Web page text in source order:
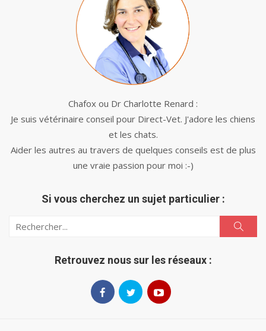
Chafox ou Dr Charlotte Renard :
Je suis vétérinaire conseil pour Direct-Vet. J'adore les chiens
et les chats.
Aider les autres au travers de quelques conseils est de plus
une vraie passion pour moi :-)
Si vous cherchez un sujet particulier :
Search
Retrouvez nous sur les réseaux :